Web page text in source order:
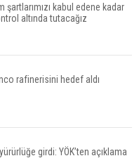
şartlarımızı kabul edene kadar
altında tutacağız
rafinerisini hedef aldı
girdi: YÖK’ten açıklama